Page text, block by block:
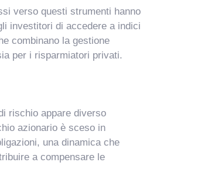
verso questi strumenti hanno
investitori di accedere a indici
combinano la gestione
per i risparmiatori privati.
rischio appare diverso
azionario è sceso in
una dinamica che
a compensare le